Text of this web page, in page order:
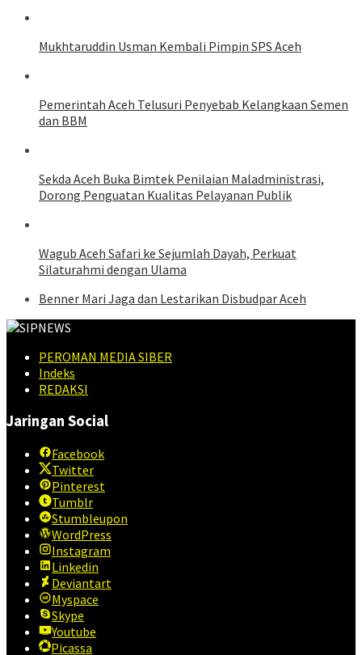
Mukhtaruddin Usman Kembali Pimpin SPS Aceh
Pemerintah Aceh Telusuri Penyebab Kelangkaan Semen
dan BBM
Sekda Aceh Buka Bimtek Penilaian Maladministrasi,
Dorong Penguatan Kualitas Pelayanan Publik
Wagub Aceh Safari ke Sejumlah Dayah, Perkuat
Silaturahmi dengan Ulama
Benner Mari Jaga dan Lestarikan Disbudpar Aceh
PEROMAN MEDIA SIBER
Indeks
REDAKSI
Jaringan Social
Facebook
Twitter
Pinterest
Tumblr
Stumbleupon
WordPress
Instagram
Linkedin
Deviantart
Myspace
Skype
Youtube
Picassa